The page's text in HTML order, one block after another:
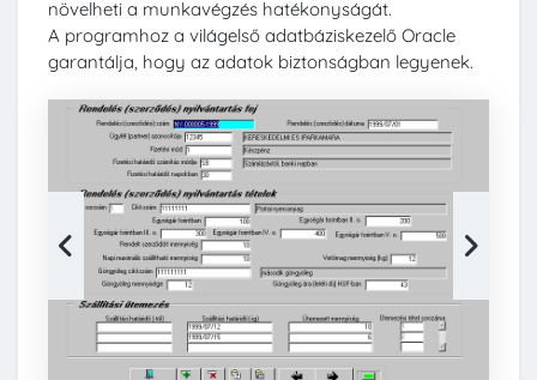
növelheti a munkavégzés hatékonyságát.
A programhoz a világelső adatbáziskezelő Oracle
garantálja, hogy az adatok biztonságban legyenek.